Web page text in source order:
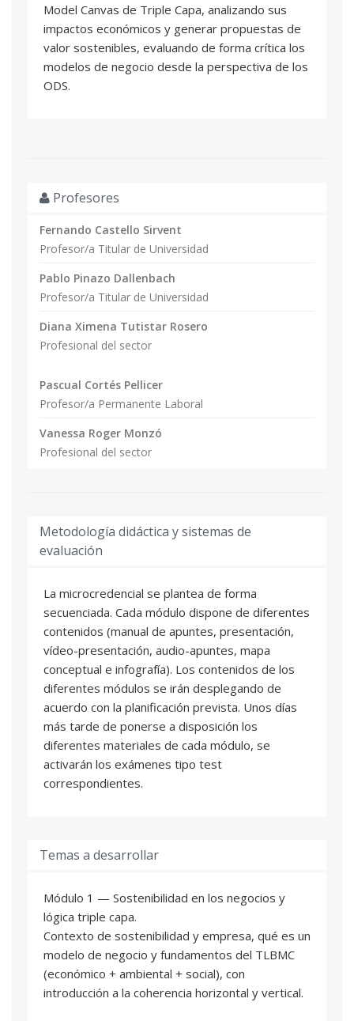
Model Canvas de Triple Capa, analizando sus
impactos económicos y generar propuestas de
valor sostenibles, evaluando de forma crítica los
modelos de negocio desde la perspectiva de los
ODS.
Profesores
Fernando Castello Sirvent
Profesor/a Titular de Universidad
Pablo Pinazo Dallenbach
Profesor/a Titular de Universidad
Diana Ximena Tutistar Rosero
Profesional del sector
Pascual Cortés Pellicer
Profesor/a Permanente Laboral
Vanessa Roger Monzó
Profesional del sector
Metodología didáctica y sistemas de
evaluación
La microcredencial se plantea de forma
secuenciada. Cada módulo dispone de diferentes
contenidos (manual de apuntes, presentación,
vídeo-presentación, audio-apuntes, mapa
conceptual e infografía). Los contenidos de los
diferentes módulos se irán desplegando de
acuerdo con la planificación prevista. Unos días
más tarde de ponerse a disposición los
diferentes materiales de cada módulo, se
activarán los exámenes tipo test
correspondientes.
Temas a desarrollar
Módulo 1 — Sostenibilidad en los negocios y
lógica triple capa.
Contexto de sostenibilidad y empresa, qué es un
modelo de negocio y fundamentos del TLBMC
(económico + ambiental + social), con
introducción a la coherencia horizontal y vertical.